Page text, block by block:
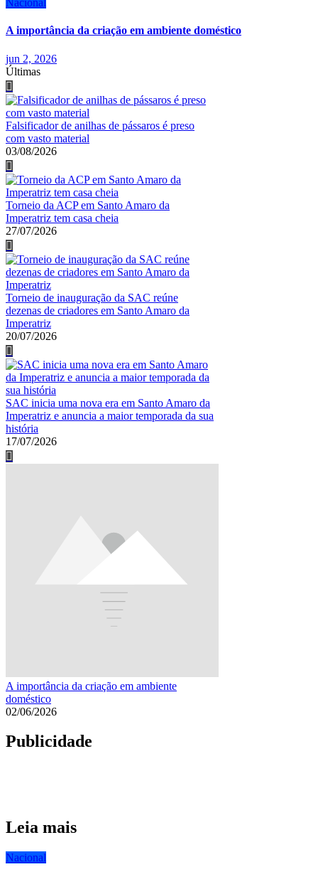
Nacional
A importância da criação em ambiente doméstico
jun 2, 2026
Últimas
Falsificador de anilhas de pássaros é preso
com vasto material
03/08/2026
Torneio da ACP em Santo Amaro da
Imperatriz tem casa cheia
27/07/2026
Torneio de inauguração da SAC reúne
dezenas de criadores em Santo Amaro da
Imperatriz
20/07/2026
SAC inicia uma nova era em Santo Amaro da
Imperatriz e anuncia a maior temporada da sua
história
17/07/2026
A importância da criação em ambiente
doméstico
02/06/2026
Publicidade
Leia mais
Nacional